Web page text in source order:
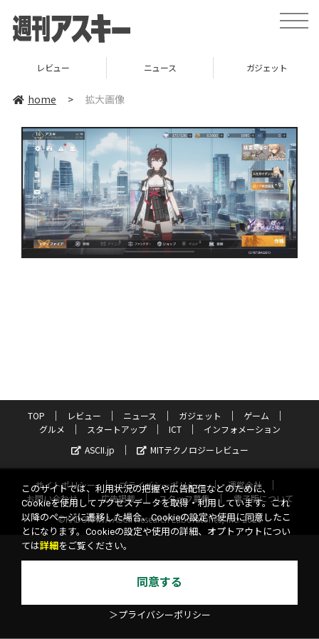
toggle
レビュー ニュース ガジェット
home > 拡大画像
TOP レビュー ニュース ガジェット
ゲーム
グルメ
スタートアップ ICT
インフォメーション
ASCII.jp
MITテクノロジーレビュー
サイトポリシー プライバシーポリシー
運営会社
お問い合わせ
広告掲載 スタッフ募集
電子版について
©KADOKAWA ASCII Research Laboratories, Inc. 2026
このサイトでは、利用状況の把握や広告配信などのために、
Cookieを使用してアクセスデータを取得・利用しています。これ
以降のページに遷移した場合、Cookieの設定や使用に同意したこ
とになります。Cookieの設定や使用の詳細、オプトアウトについ
ては詳細 をご覧ください。
同意する
＞プライバシーポリシー